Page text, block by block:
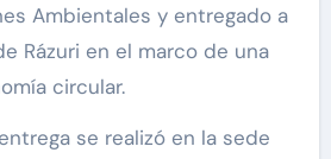
Ambientales y entregado a
Rázuri en el marco de una
circular.
se realizó en la sede